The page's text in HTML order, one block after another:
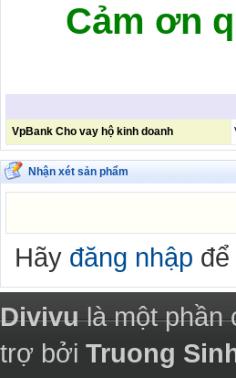
Cảm ơn
VpBank Cho vay hộ kinh doanh
Nhận xét sản phẩm
Hãy đăng nhập
Divivulà một phần
trợ bởi Truong